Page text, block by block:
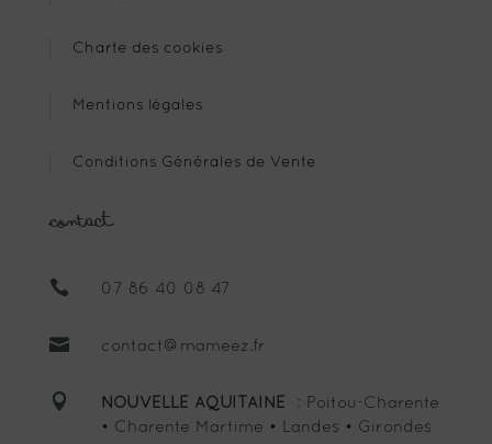
Charte des cookies
Mentions légales
Conditions Générales de Vente
Contact
 07 86 40 08 47
 contact@mameez.fr
 NOUVELLE AQUITAINE
: Poitou-Charente
• Charente Martime • Landes • Girondes